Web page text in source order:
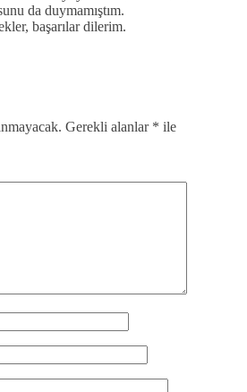
da duymamıştım.
başarılar dilerim.
Gerekli alanlar * ile